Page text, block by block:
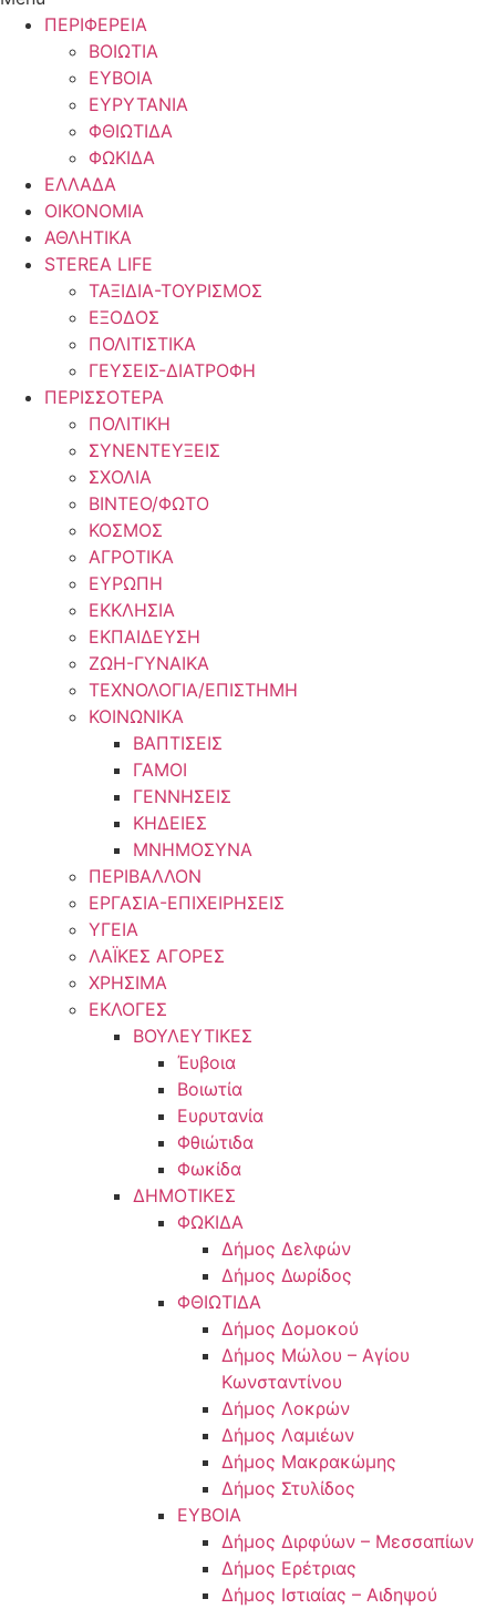
ΠΕΡΙΦΕΡΕΙΑ
ΒΟΙΩΤΙΑ
ΕΥΒΟΙΑ
ΕΥΡΥΤΑΝΙΑ
ΦΘΙΩΤΙΔΑ
ΦΩΚΙΔΑ
ΕΛΛΑΔΑ
ΟΙΚΟΝΟΜΙΑ
ΑΘΛΗΤΙΚΑ
STEREA LIFE
ΤΑΞΙΔΙΑ-ΤΟΥΡΙΣΜΟΣ
ΕΞΟΔΟΣ
ΠΟΛΙΤΙΣΤΙΚΑ
ΓΕΥΣΕΙΣ-ΔΙΑΤΡΟΦΗ
ΠΕΡΙΣΣΟΤΕΡΑ
ΠΟΛΙΤΙΚΗ
ΣΥΝΕΝΤΕΥΞΕΙΣ
ΣΧΟΛΙΑ
ΒΙΝΤΕΟ/ΦΩΤΟ
ΚΟΣΜΟΣ
ΑΓΡΟΤΙΚΑ
ΕΥΡΩΠΗ
ΕΚΚΛΗΣΙΑ
ΕΚΠΑΙΔΕΥΣΗ
ΖΩΗ-ΓΥΝΑΙΚΑ
ΤΕΧΝΟΛΟΓΙΑ/ΕΠΙΣΤΗΜΗ
ΚΟΙΝΩΝΙΚΑ
ΒΑΠΤΙΣΕΙΣ
ΓΑΜΟΙ
ΓΕΝΝΗΣΕΙΣ
ΚΗΔΕΙΕΣ
ΜΝΗΜΟΣΥΝΑ
ΠΕΡΙΒΑΛΛΟΝ
ΕΡΓΑΣΙΑ-ΕΠΙΧΕΙΡΗΣΕΙΣ
ΥΓΕΙΑ
ΛΑΪΚΕΣ ΑΓΟΡΕΣ
ΧΡΗΣΙΜΑ
ΕΚΛΟΓΕΣ
ΒΟΥΛΕΥΤΙΚΕΣ
Έυβοια
Βοιωτία
Ευρυτανία
Φθιώτιδα
Φωκίδα
ΔΗΜΟΤΙΚΕΣ
ΦΩΚΙΔΑ
Δήμος Δελφών
Δήμος Δωρίδος
ΦΘΙΩΤΙΔΑ
Δήμος Δομοκού
Δήμος Μώλου – Αγίου
Κωνσταντίνου
Δήμος Λοκρών
Δήμος Λαμιέων
Δήμος Μακρακώμης
Δήμος Στυλίδος
ΕΥΒΟΙΑ
Δήμος Διρφύων – Μεσσαπίων
Δήμος Ερέτριας
Δήμος Ιστιαίας – Αιδηψού